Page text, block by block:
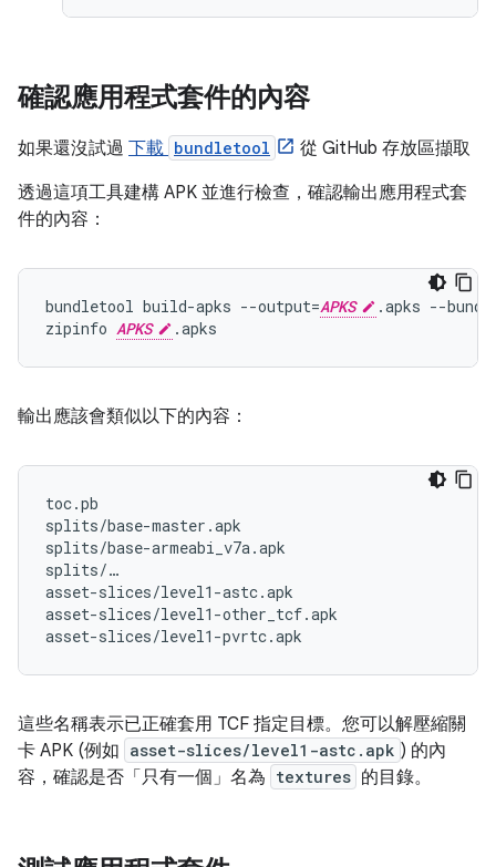
確認應用程式套件的內容
如果還沒試過 下載 bundletool
從 GitHub 存放區擷取
透過這項工具建構 APK 並進行檢查，確認輸出應用程式套
件的內容：
bundletool build-apks --output=APKS
.apks --
zipinfo APKS
輸出應該會類似以下的內容：
toc.pb
splits/base-master.apk
splits/base-armeabi_v7a.apk
splits/…
asset-slices/level1-astc.apk
asset-slices/level1-other_tcf.apk
這些名稱表示已正確套用 TCF 指定目標。您可以解壓縮關
卡 APK (例如 asset-slices/level1-astc.apk ) 的內
容，確認是否「只有一個」 名為 textures 的目錄。